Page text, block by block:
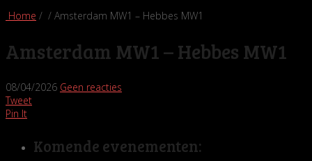
Home / / Amsterdam MW1 – Hebbes MW1
Amsterdam MW1 – Hebbes MW1
08/04/2026 Geen reacties
Tweet
Pin It
Komende evenementen: